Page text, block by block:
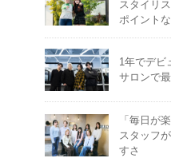
スタイリ
ポイント
1年でデビ
サロンで
「毎日が
スタッフ
すさ